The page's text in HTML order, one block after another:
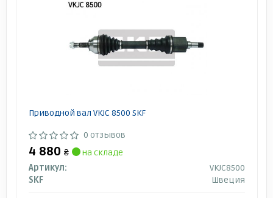
Приводной вал VKJC 8500 SKF
0 отзывов
4 880 ₴
на складе
Артикул:
VKJC8500
SKF
Швеция